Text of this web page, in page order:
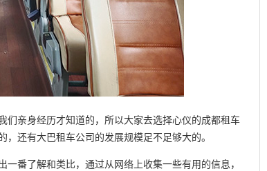
亲身经历才知道的，所以大家去选择心仪的成都租车
还有大巴租车公司的发展规模足不足够大的。
番了解和类比，通过从网络上收集一些有用的信息，